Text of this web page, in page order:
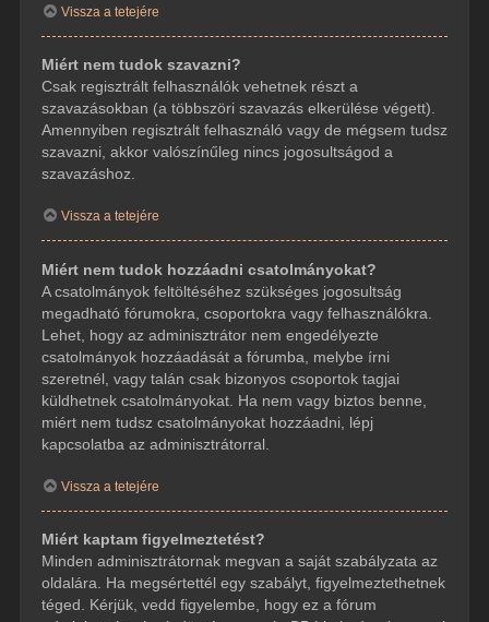
Vissza a tetejére
Miért nem tudok szavazni?
Csak regisztrált felhasználók vehetnek részt a
szavazásokban (a többszöri szavazás elkerülése végett).
Amennyiben regisztrált felhasználó vagy de mégsem tudsz
szavazni, akkor valószínűleg nincs jogosultságod a
szavazáshoz.
Vissza a tetejére
Miért nem tudok hozzáadni csatolmányokat?
A csatolmányok feltöltéséhez szükséges jogosultság
megadható fórumokra, csoportokra vagy felhasználókra.
Lehet, hogy az adminisztrátor nem engedélyezte
csatolmányok hozzáadását a fórumba, melybe írni
szeretnél, vagy talán csak bizonyos csoportok tagjai
küldhetnek csatolmányokat. Ha nem vagy biztos benne,
miért nem tudsz csatolmányokat hozzáadni, lépj
kapcsolatba az adminisztrátorral.
Vissza a tetejére
Miért kaptam figyelmeztetést?
Minden adminisztrátornak megvan a saját szabályzata az
oldalára. Ha megsértettél egy szabályt, figyelmeztethetnek
téged. Kérjük, vedd figyelembe, hogy ez a fórum